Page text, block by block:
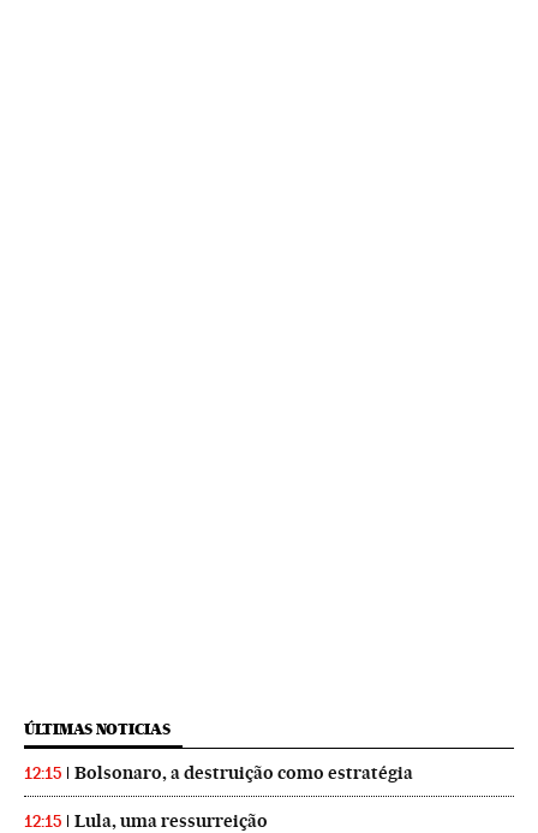
ÚLTIMAS NOTICIAS
12:15 Bolsonaro, a destruição como estratégia
12:15 Lula, uma ressurreição